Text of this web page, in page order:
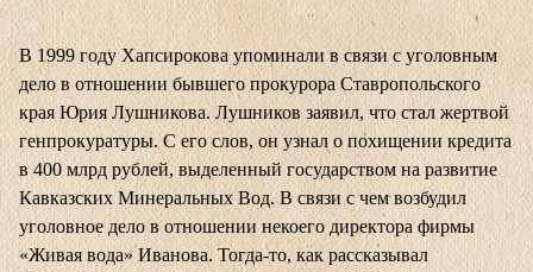
В 1999 году Хапсирокова упоминали в связи с уголовным
дело в отношении бывшего прокурора Ставропольского
края Юрия Лушникова. Лушников заявил, что стал жертвой
генпрокуратуры. С его слов, он узнал о похищении кредита
в 400 млрд рублей, выделенный государством на развитие
Кавказских Минеральных Вод. В связи с чем возбудил
уголовное дело в отношении некоего директора фирмы
«Живая вода» Иванова. Тогда-то, как рассказывал